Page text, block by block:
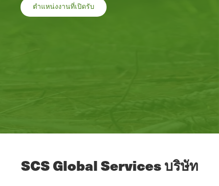
ตําแหน่งงานที่เปิดรับ
SCS Global Services บริษัท